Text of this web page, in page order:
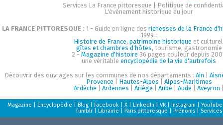
Services La France pittoresque
Politique de
L'événement historique du jour
LA FRANCE PITTORESQUE : 1 - Guide en ligne des richesses de la France
1999 :
Histoire de France, patrimoine historique et
gîtes et chambres d'hôtes, tourisme, gastronomie
2 - Magazine d'histoire 36 pages couleur depuis
une véritableencyclopédie de la vie d'autrefois
Découvrir des ouvrages sur les communes de nos départements :Ain |
Provence
Hautes-Alpes
Alpes-Maritimes
Ardèche |Ardennes |Ariège |Aube |Aude |Aveyron
Magazine |Encyclopédie |Blog |Facebook |X |LinkedIn |VK |Instagram |YouTube
Tumblr |Librairie |Paris pittoresque |Prénoms Services